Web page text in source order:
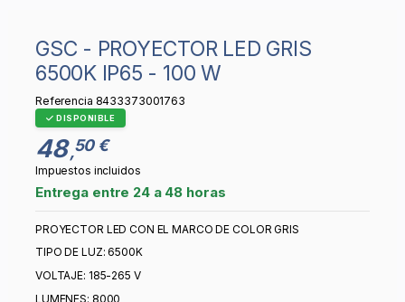
GSC - PROYECTOR LED GRIS
6500K IP65 - 100 W
Referencia 8433373001763
DISPONIBLE
48 ,50 €
Impuestos incluidos
Entrega entre 24 a 48 horas
PROYECTOR LED CON EL MARCO DE COLOR GRIS
TIPO DE LUZ: 6500K
VOLTAJE: 185-265 V
LUMENES: 8000